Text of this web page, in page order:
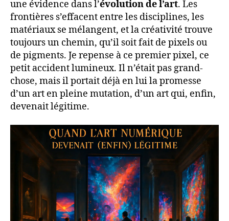
une évidence dans l’évolution de l’art. Les
frontières s’effacent entre les disciplines, les
matériaux se mélangent, et la créativité trouve
toujours un chemin, qu’il soit fait de pixels ou
de pigments. Je repense à ce premier pixel, ce
petit accident lumineux. Il n’était pas grand-
chose, mais il portait déjà en lui la promesse
d’un art en pleine mutation, d’un art qui, enfin,
devenait légitime.